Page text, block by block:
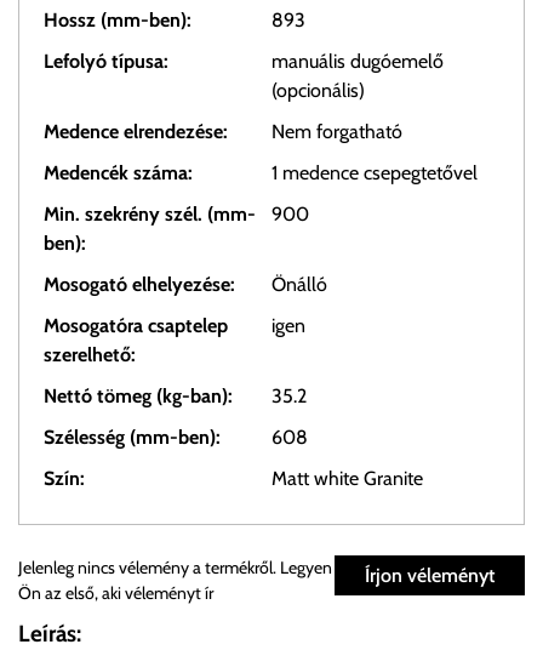
Hossz (mm-ben):
893
Lefolyó típusa:
manuális dugóemelő
(opcionális)
Medence elrendezése:
Nem forgatható
Medencék száma:
1 medence csepegtetővel
Min. szekrény szél. (mm-
ben):
900
Mosogató elhelyezése:
Önálló
Mosogatóra csaptelep
szerelhető:
igen
Nettó tömeg (kg-ban):
35.2
Szélesség (mm-ben):
608
Szín:
Matt white Granite
Személyes átvétel:
Önnek lehetősége van rendelését a beérkezést követően
Írjon véleményt
Jelenleg nincs vélemény a termékről. Legyen
Ön az első, aki véleményt ír
Leírás: